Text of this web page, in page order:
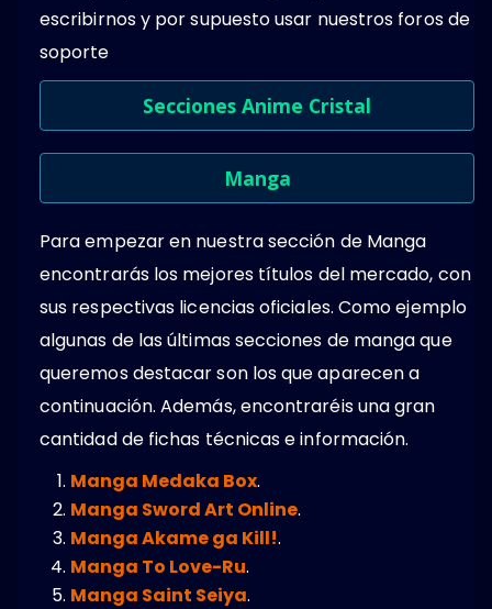
escribirnos y por supuesto usar nuestros foros de
soporte
Secciones Anime Cristal
Manga
Para empezar en nuestra sección de Manga
encontrarás los mejores títulos del mercado, con
sus respectivas licencias oficiales. Como ejemplo
algunas de las últimas secciones de manga que
queremos destacar son los que aparecen a
continuación. Además, encontraréis una gran
cantidad de fichas técnicas e información.
Manga Medaka Box.
Manga Sword Art Online.
Manga Akame ga Kill!.
Manga To Love-Ru.
Manga Saint Seiya.